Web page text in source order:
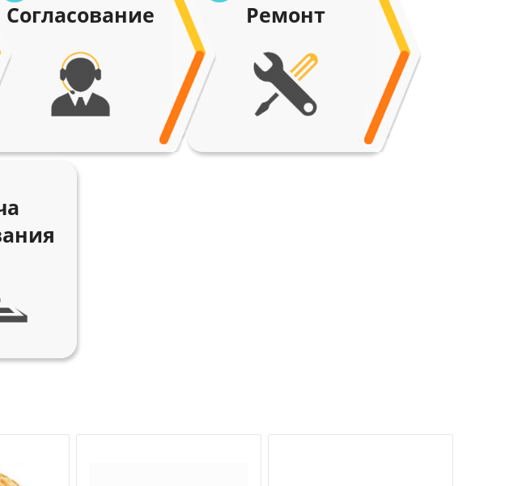
Согласование Ремонт